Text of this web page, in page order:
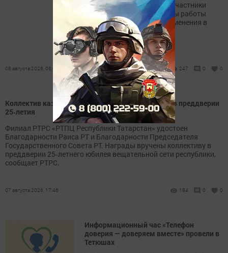
Высокогорском районе — участники
разобрали ключевые этапы работы
комиссий и актуальные изменения в
законодательстве.
08 августа 2026, 06:05 247 0 0
Коллектив казанского РТПЦ отмечен наградами в преддверии
25‑летия
Филиал РТРС «РТПЦ Республики Татарстан» удостоен
Благодарности Раиса РТ и Благодарности Председателя
Государственного Совета РТ. Награды вручены коллективу в
преддверии 25‑летнего юбилея вещательной сети республики,
сообщает РТРС.
07 августа 2026, 17:46 184 0 0
Информационный час «Телефон
доверия — доверяем вместе» провели в
Тетюшах